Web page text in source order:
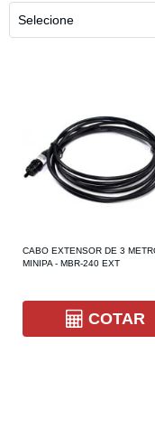
Selecione
CABO EXTENSOR DE 3
MINIPA - MBR-240 EXT
COTAR